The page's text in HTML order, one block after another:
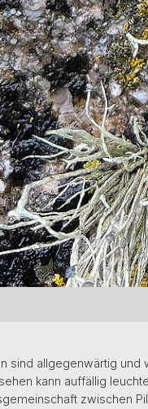
sind allgegenwärtig und
kann auffällig
zwischen